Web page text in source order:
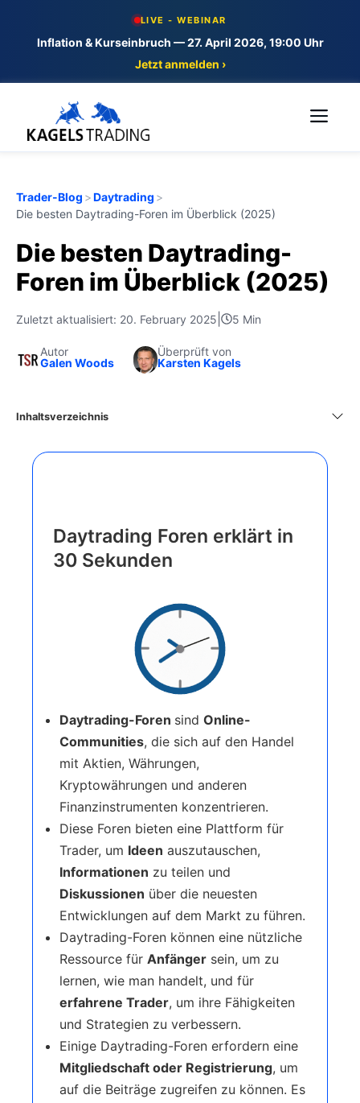
LIVE - WEBINAR
Inflation & Kurseinbruch — 27. April 2026, 19:00 Uhr
Jetzt anmelden ›
Trader-Blog >Daytrading >
Die besten Daytrading-Foren im Überblick (2025)
Die besten Daytrading-
Foren im Überblick (2025)
Zuletzt aktualisiert: 20. February 2025 5 Min
Autor
Galen Woods
Überprüft von
Karsten Kagels
Inhaltsverzeichnis
Daytrading Foren erklärt in
30 Sekunden
Daytrading-Foren sind Online-
Communities, die sich auf den Handel
mit Aktien, Währungen,
Kryptowährungen und anderen
Finanzinstrumenten konzentrieren.
Diese Foren bieten eine Plattform für
Trader, um Ideen auszutauschen,
Informationen zu teilen und
Diskussionen über die neuesten
Entwicklungen auf dem Markt zu führen.
Daytrading-Foren können eine nützliche
Ressource für Anfänger sein, um zu
lernen, wie man handelt, und für
erfahrene Trader, um ihre Fähigkeiten
und Strategien zu verbessern.
Einige Daytrading-Foren erfordern eine
Mitgliedschaft oder Registrierung, um
auf die Beiträge zugreifen zu können. Es